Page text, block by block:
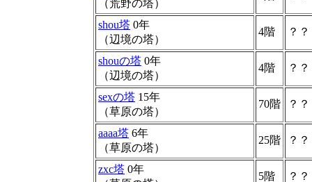
（荒野の塔）
shou塔 0年
（辺境の塔）
4階 ？
shouの塔 0年
（辺境の塔）
4階 ？
sexの塔 15年
（草原の塔）
70階 ？
aaaa塔 6年
（草原の塔）
25階 ？
zxc塔 0年
5階 ？